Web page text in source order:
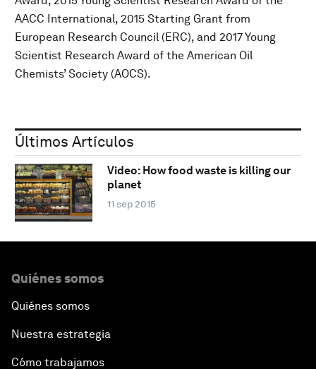
AACC International, 2015 Starting Grant from
European Research Council (ERC), and 2017 Young
Scientist Research Award of the American Oil
Chemists’ Society (AOCS).
Últimos Artículos
Video: How food waste is killing our
planet
11 sep 2015
Quiénes somos
Quiénes somos
Nuestra estrategia
Cómo trabajamos